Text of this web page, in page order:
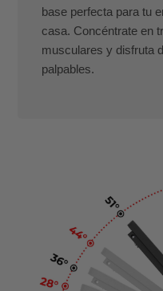
base perfecta para tu
casa. Concéntrate en
musculares y disfruta
palpables.